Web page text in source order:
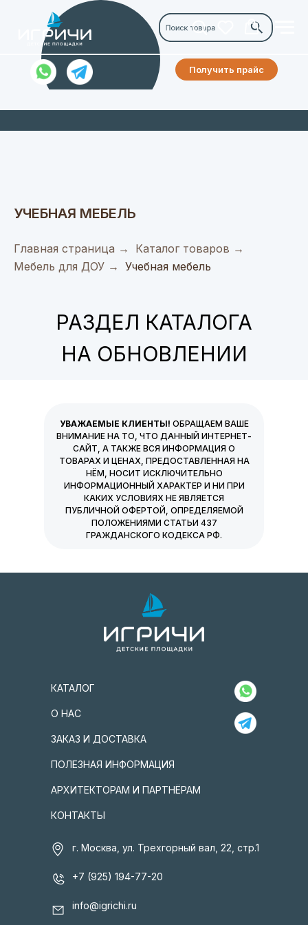
Получить прайс
УЧЕБНАЯ МЕБЕЛЬ
Главная страница → Каталог товаров →
Мебель для ДОУ → Учебная мебель
РАЗДЕЛ КАТАЛОГА
НА ОБНОВЛЕНИИ
УВАЖАЕМЫЕ КЛИЕНТЫ! ОБРАЩАЕМ ВАШЕ
ВНИМАНИЕ НА ТО, ЧТО ДАННЫЙ ИНТЕРНЕТ-
САЙТ, А ТАКЖЕ ВСЯ ИНФОРМАЦИЯ О
ТОВАРАХ И ЦЕНАХ, ПРЕДОСТАВЛЕННАЯ НА
НЁМ, НОСИТ ИСКЛЮЧИТЕЛЬНО
ИНФОРМАЦИОННЫЙ ХАРАКТЕР И НИ ПРИ
КАКИХ УСЛОВИЯХ НЕ ЯВЛЯЕТСЯ
ПУБЛИЧНОЙ ОФЕРТОЙ, ОПРЕДЕЛЯЕМОЙ
ПОЛОЖЕНИЯМИ СТАТЬИ 437
ГРАЖДАНСКОГО КОДЕКСА РФ.
АРХИТЕКТОРАМ И ПАРТНЁРАМ
КОНТАКТЫ
ПОЛЕЗНАЯ ИНФОРМАЦИЯ
ЗАКАЗ И ДОСТАВКА
О НАС
КАТАЛОГ
г. Москва, ул. Трехгорный вал, 22, стр.1
+7 (925) 194-77-20
info@igrichi.ru